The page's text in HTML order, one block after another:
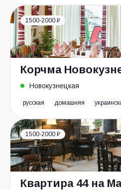
1500-2000 ₽
Корчма
Новокузнецкая
русская домашняя
1500-2000 ₽
Квартира 44 на